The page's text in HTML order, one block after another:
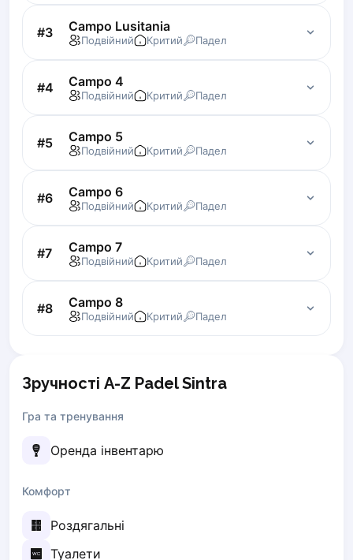
Kharkiv
Khmelnytskyi
Kryvyi Rih
Odesa
Sumy
Uzhhorod
Vinnytsia
Zaporizhzhia
Українська Cities
Prague
Batumi
Kutaisi
Riga
Bialystok
Bolesławiec
Chojnice
Czestochowa
#3 Campo Lusitania
Подвійний Критий Падел
#4 Campo 4
Подвійний Критий Падел
#5 Campo 5
Подвійний Критий Падел
#6 Campo 6
Подвійний Критий Падел
#7 Campo 7
Подвійний Критий Падел
#8 Campo 8
Подвійний Критий Падел
Зручності A-Z Padel Sintra
Гра та тренування
Оренда інвентарю
Комфорт
Роздягальні
Туалети